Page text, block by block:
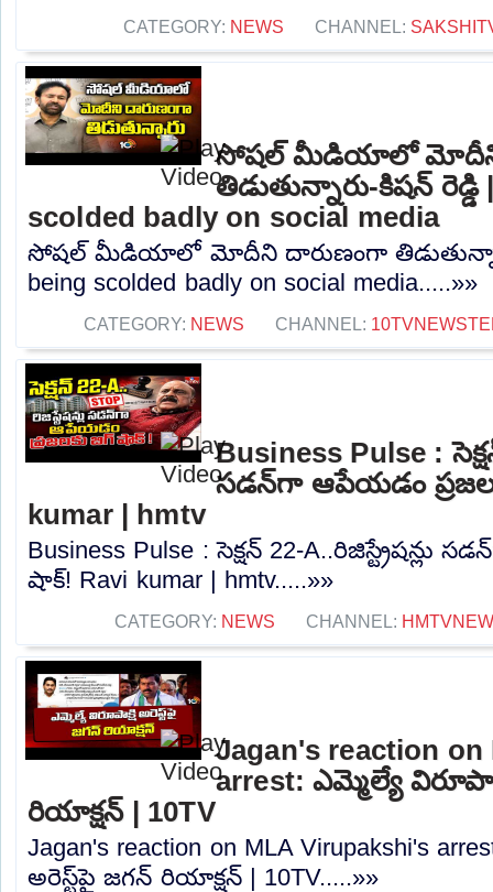
CATEGORY: NEWS CHANNEL:
సోషల్ మీడియాలో మోదీని
తిడుతున్నారు-కిషన్
scolded badly on social media
సోషల్ మీడియాలో మోదీని దారుణంగా
being scolded badly on social media.....»»
CATEGORY: NEWS CHANNEL:
Business Pulse :
సడన్‌గా ఆపేయడం
kumar | hmtv
Business Pulse : సెక్షన్ 22-A..రిజిస్ట్రేషన్లు
షాక్! Ravi kumar | hmtv.....»»
CATEGORY: NEWS CHANNEL:
Jagan's reaction
arrest: ఎమ్మెల్యే
రియాక్షన్‌ | 10TV
Jagan's reaction on MLA Virupakshi's
అరెస్ట్‌పై జగన్‌ రియాక్షన్‌ | 10TV.....»»